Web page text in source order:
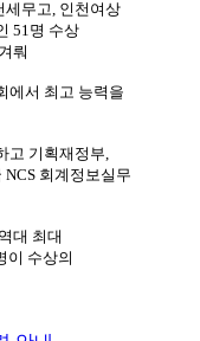
세무고, 인천여상
51명 수상
뤄
에서 최고 능력을
고 기획재정부,
회계정보실무
대 최대
이 수상의